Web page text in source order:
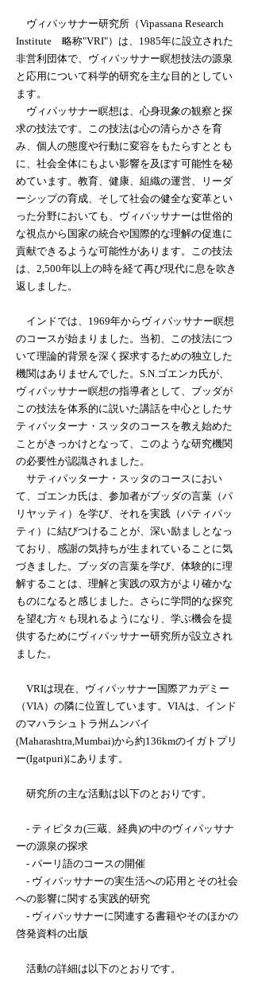
ヴィパッサナー研究所（Vipassana Research
Institute 略称"VRI"）は、1985年に設立された
非営利団体で、ヴィパッサナー瞑想技法の源泉
と応用について科学的研究を主な目的としてい
ます。
ヴィパッサナー瞑想は、心身現象の観察と探
求の技法です。この技法は心の清らかさを育
み、個人の態度や行動に変容をもたらすととも
に、社会全体にもよい影響を及ぼす可能性を秘
めています。教育、健康、組織の運営、リーダ
ーシップの育成、そして社会の健全な変革とい
った分野においても、ヴィパッサナーは世俗的
な視点から国家の統合や国際的な理解の促進に
貢献できるような可能性があります。この技法
は、2,500年以上の時を経て再び現代に息を吹き
返しました。
インドでは、1969年からヴィパッサナー瞑想
のコースが始まりました。当初、この技法につ
いて理論的背景を深く探求するための独立した
機関はありませんでした。S.N.ゴエンカ氏が、
ヴィパッサナー瞑想の指導者として、ブッダが
この技法を体系的に説いた講話を中心としたサ
ティパッターナ・スッタのコースを教え始めた
ことがきっかけとなって、このような研究機関
の必要性が認識されました。
サティパッターナ・スッタのコースにおい
て、ゴエンカ氏は、参加者がブッダの言葉（パ
リヤッティ）を学び、それを実践（パティパッ
ティ）に結びつけることが、深い励ましとなっ
ており、感謝の気持ちが生まれていることに気
づきました。ブッダの言葉を学び、体験的に理
解することは、理解と実践の双方がより確かな
ものになると感じました。さらに学問的な探究
を望む方々も現れるようになり、学ぶ機会を提
供するためにヴィパッサナー研究所が設立され
ました。
VRIは現在、ヴィパッサナー国際アカデミー
（VIA）の隣に位置しています。VIAは、インド
のマハラシュトラ州ムンバイ
(Maharashtra,Mumbai)から約136kmのイガトプリ
ー(Igatpuri)にあります。
研究所の主な活動は以下のとおりです。
- ティピタカ(三蔵、経典)の中のヴィパッサナ
ーの源泉の探求
- パーリ語のコースの開催
- ヴィパッサナーの実生活への応用とその社会
への影響に関する実践的研究
- ヴィパッサナーに関連する書籍やそのほかの
啓発資料の出版
活動の詳細は以下のとおりです。